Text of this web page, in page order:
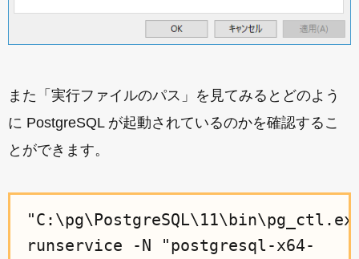
また「実行ファイルのパス」を見てみるとどのよう
に PostgreSQL が起動されているのかを確認するこ
とができます。
runservice -N "postgresql-x64-